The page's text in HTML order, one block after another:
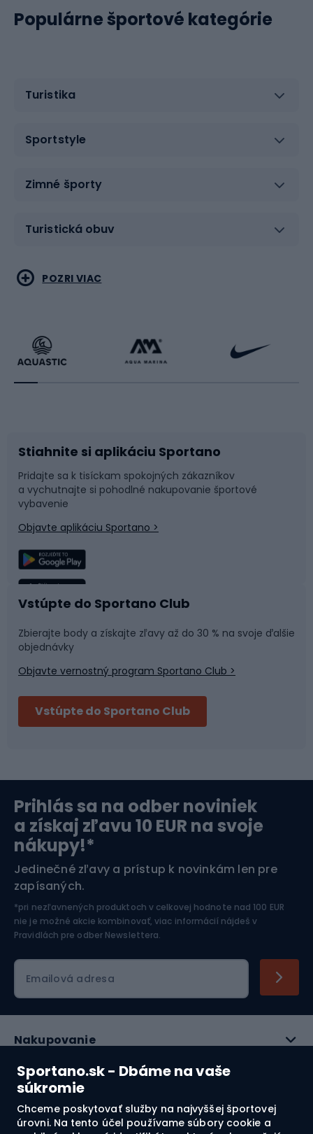
Sportano.sk - Dbáme na vaše
súkromie
Chceme poskytovať služby na najvyššej športovej
úrovni. Na tento účel používame súbory cookie a
Populárne športové kategórie
Turistika
Sportstyle
Zimné športy
Turistická obuv
Vodné športy
Beh
Príslušenstvo k bicyklom
Časti bicyklov
Rybolov
Športová medicína
Bushcraft
Bikepacking
Orientačný beh
Bojové umenia
Raketové športy
Sane a kĺzačky
Snowboard
Plávanie
Tímové športy
Fitness a posilňovňa
Cyklistické prilby
Lyžovanie
Športová elektronika
Jazdectvo
POZRI VIAC
Stiahnite si aplikáciu Sportano
Pridajte sa k tisíckam spokojných zákazníkov
a vychutnajte si pohodlné nakupovanie športové
vybavenie
Objavte aplikáciu Sportano >
Vstúpte do Sportano Club
Zbierajte body a získajte zľavy až do 30 % na svoje ďalšie
objednávky
Objavte vernostný program Sportano Club >
Vstúpte do Sportano Club
Prihlás sa na odber noviniek
a získaj zľavu 10 EUR na svoje
nákupy!*
Jedinečné zľavy a prístup k novinkám len pre
zapísaných.
*pri nezľavnených produktoch v celkovej hodnote nad 100 EUR
nie je možné akcie kombinovať, viac informácií nájdeš v
Pravidlách pre odber Newslettera.
Emailová adresa
Nakupovanie
Služby zákazníkom
Právne informácie